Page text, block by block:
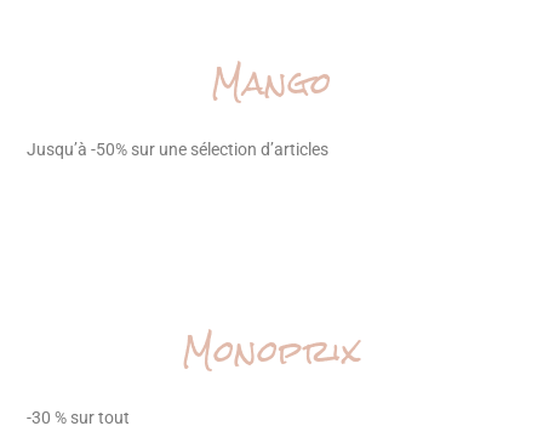
Mango
Jusqu’à -50% sur une sélection d’articles
Monoprix
-30 % sur tout